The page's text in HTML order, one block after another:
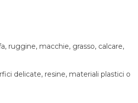
ruggine, macchie, grasso, calcare,
delicate, resine, materiali plastici o